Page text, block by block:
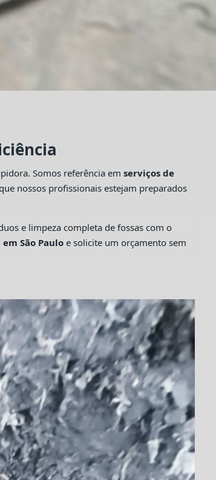
Somos referência em serviços de
nossos profissionais estejam preparados
e limpeza completa de fossas com o
São Pauloe solicite um orçamento sem